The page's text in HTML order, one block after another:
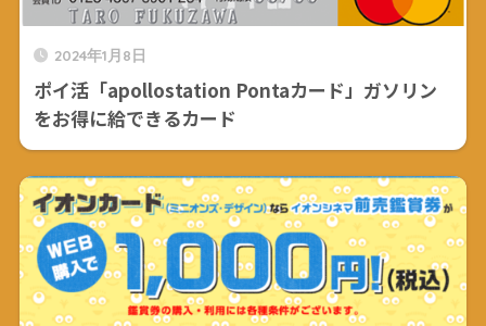
2024年1月8日
ポイ活「apollostation Pontaカード」ガソリン
をお得に給できるカード